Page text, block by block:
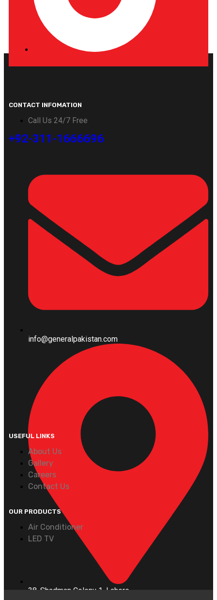
CONTACT INFOMATION
Call Us 24/7 Free
+92-311-1666696
info@generalpakistan.com
38, Shadman Colony 1, Lahore
USEFUL LINKS
About Us
Gallery
Careers
Contact Us
OUR PRODUCTS
Air Conditioner
LED TV